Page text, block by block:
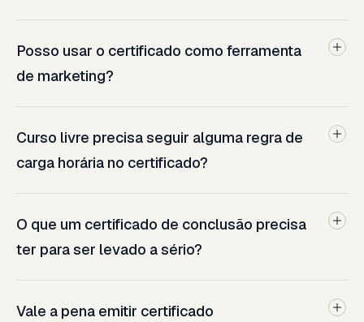
Posso usar o certificado como ferramenta
de marketing?
Curso livre precisa seguir alguma regra de
carga horária no certificado?
O que um certificado de conclusão precisa
ter para ser levado a sério?
Vale a pena emitir certificado